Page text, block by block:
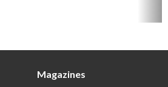
Magazines